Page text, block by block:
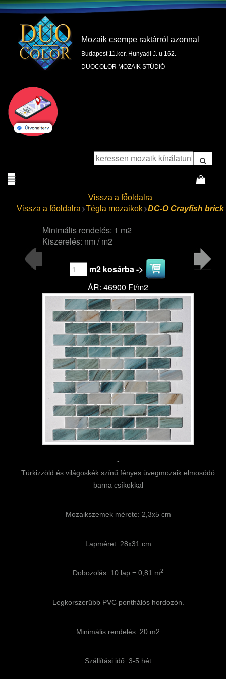
Mozaik csempe raktárról azonnal
Budapest 11.ker. Hunyadi J. u 162.
DUOCOLOR MOZAIK STÚDIÓ
Vissza a főoldalra
Vissza a főoldalra
Tégla mozaikok DC-O Crayfish brick
Minimális rendelés: 1 m2
Kiszerelés: nm / m2
m2 kosárba ->
ÁR: 46900 Ft/m2
-
Türkizzöld és világoskék színű fényes üvegmozaik elmosódó
barna csíkokkal
Mozaikszemek mérete: 2,3x5 cm
Lapméret: 28x31 cm
Dobozolás: 10 lap = 0,81 m2
Legkorszerűbb PVC ponthálós hordozón.
Minimális rendelés: 20 m2
Szállítási idő: 3-5 hét